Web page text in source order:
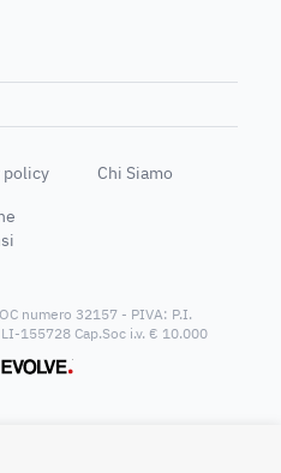
policy
Chi Siamo
numero 32157 - PIVA: P.I.
155728 Cap.Soc i.v. € 10.000
®